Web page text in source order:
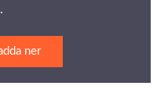
ner